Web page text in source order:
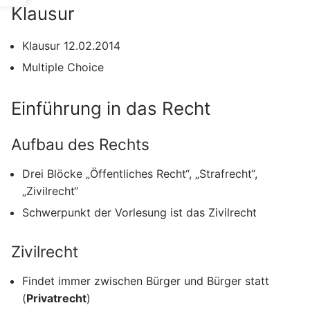
Klausur
Klausur 12.02.2014
Multiple Choice
Einführung in das Recht
Aufbau des Rechts
Drei Blöcke „Öffentliches Recht“, „Strafrecht“,
„Zivilrecht“
Schwerpunkt der Vorlesung ist das Zivilrecht
Zivilrecht
Findet immer zwischen Bürger und Bürger statt
(Privatrecht)